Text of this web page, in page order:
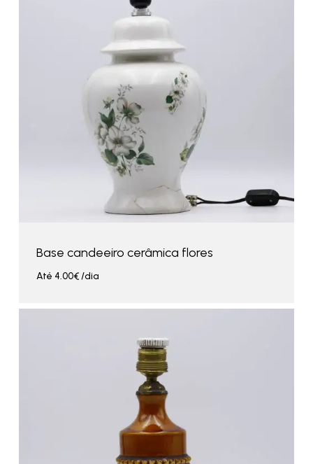
Base candeeiro cerâmica flores
Até 4.00€/dia